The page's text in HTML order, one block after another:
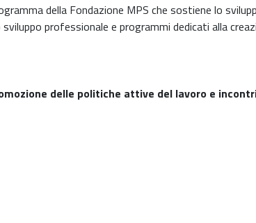
della Fondazione MPS che sostiene lo
professionale e programmi dedicati alla
delle politiche attive del lavoro e